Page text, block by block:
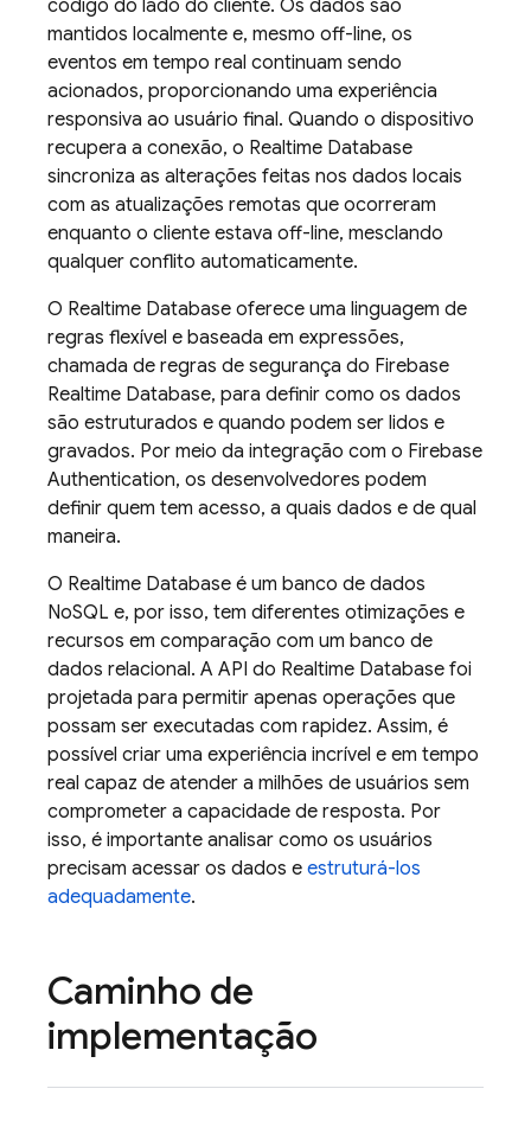
código do lado do cliente. Os dados são
mantidos localmente e, mesmo off-line, os
eventos em tempo real continuam sendo
acionados, proporcionando uma experiência
responsiva ao usuário final. Quando o dispositivo
recupera a conexão, o Realtime Database
sincroniza as alterações feitas nos dados locais
com as atualizações remotas que ocorreram
enquanto o cliente estava off-line, mesclando
qualquer conflito automaticamente.
O Realtime Database oferece uma linguagem de
regras flexível e baseada em expressões,
chamada de regras de segurança do Firebase
Realtime Database, para definir como os dados
são estruturados e quando podem ser lidos e
gravados. Por meio da integração com o Firebase
Authentication, os desenvolvedores podem
definir quem tem acesso, a quais dados e de qual
maneira.
O Realtime Database é um banco de dados
NoSQL e, por isso, tem diferentes otimizações e
recursos em comparação com um banco de
dados relacional. A API do Realtime Database foi
projetada para permitir apenas operações que
possam ser executadas com rapidez. Assim, é
possível criar uma experiência incrível e em tempo
real capaz de atender a milhões de usuários sem
comprometer a capacidade de resposta. Por
isso, é importante analisar como os usuários
precisam acessar os dados e estruturá-los
adequadamente.
Caminho de
implementação